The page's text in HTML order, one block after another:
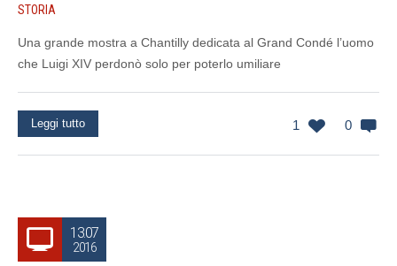
STORIA
Una grande mostra a Chantilly dedicata al Grand Condé l’uomo
che Luigi XIV perdonò solo per poterlo umiliare
1 0
Leggi tutto
13.07
2016